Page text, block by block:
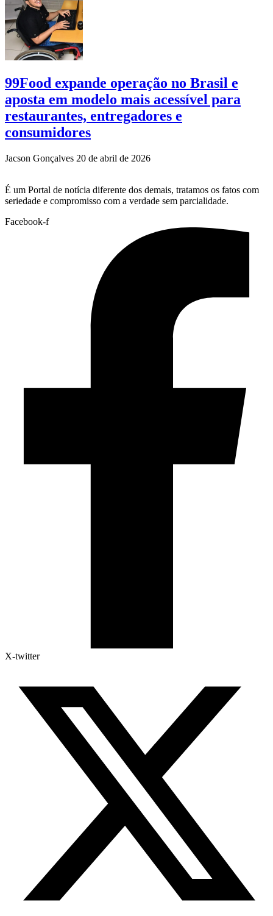
99Food expande operação no Brasil e
aposta em modelo mais acessível para
restaurantes, entregadores e
consumidores
Jacson Gonçalves 20 de abril de 2026
É um Portal de notícia diferente dos demais, tratamos os fatos com
seriedade e compromisso com a verdade sem parcialidade.
Facebook-f
X-twitter